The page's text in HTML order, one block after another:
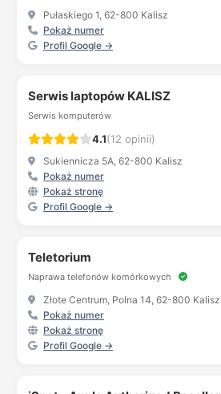
Pułaskiego 1, 62-800 Kalisz
Pokaż numer
Profil Google →
Serwis laptopów KALISZ
Serwis komputerów
4.1(12 opinii)
Sukiennicza 5A, 62-800 Kalisz
Pokaż numer
Pokaż stronę
Profil Google →
Teletorium
Naprawa telefonów komórkowych
Złote Centrum, Polna 14, 62-800 Kalisz
Pokaż numer
Pokaż stronę
Profil Google →